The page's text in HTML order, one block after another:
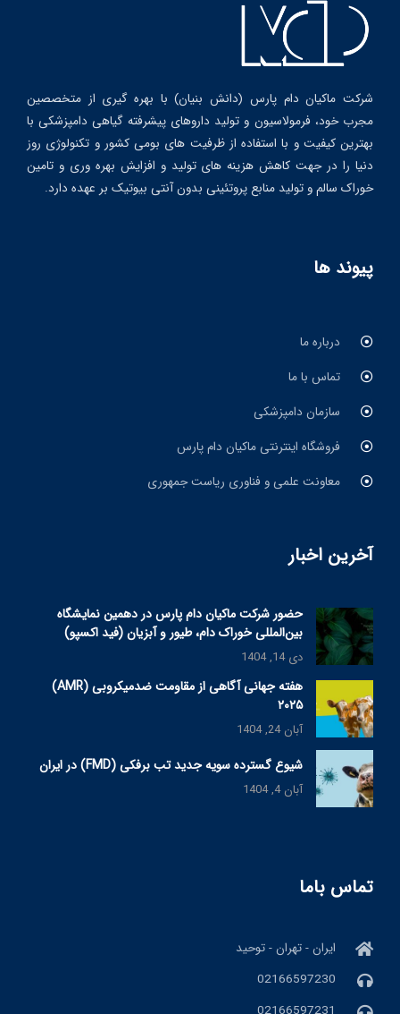
شرکت ماکیان دام پارس (دانش بنیان) با بهره گیری از متخصصین
مجرب خود، فرمولاسیون و تولید داروهای پیشرفته گیاهی دامپزشکی با
بهترین کیفیت و با استفاده از ظرفیت های بومی کشور و تکنولوژی روز
دنیا را در جهت کاهش هزینه های تولید و افزایش بهره وری و تامین
خوراک سالم و تولید منابع پروتئینی بدون آنتی بیوتیک بر عهده دارد.
پیوند ها
درباره ما
تماس با ما
سازمان دامپزشکی
فروشگاه اینترنتی ماکیان دام پارس
معاونت علمی و فناوری ریاست جمهوری
آخرین اخبار
حضور شرکت ماکیان دام پارس در دهمین نمایشگاه
بین‌المللی خوراک دام، طیور و آبزیان (فید اکسپو)
دی 14, 1404
هفته جهانی آگاهی از مقاومت ضدمیکروبی (AMR)
۲۰۲۵
آبان 24, 1404
شیوع گسترده سویه جدید تب برفکی (FMD) در ایران
آبان 4, 1404
تماس باما
ایران - تهران - توحید
02166597230